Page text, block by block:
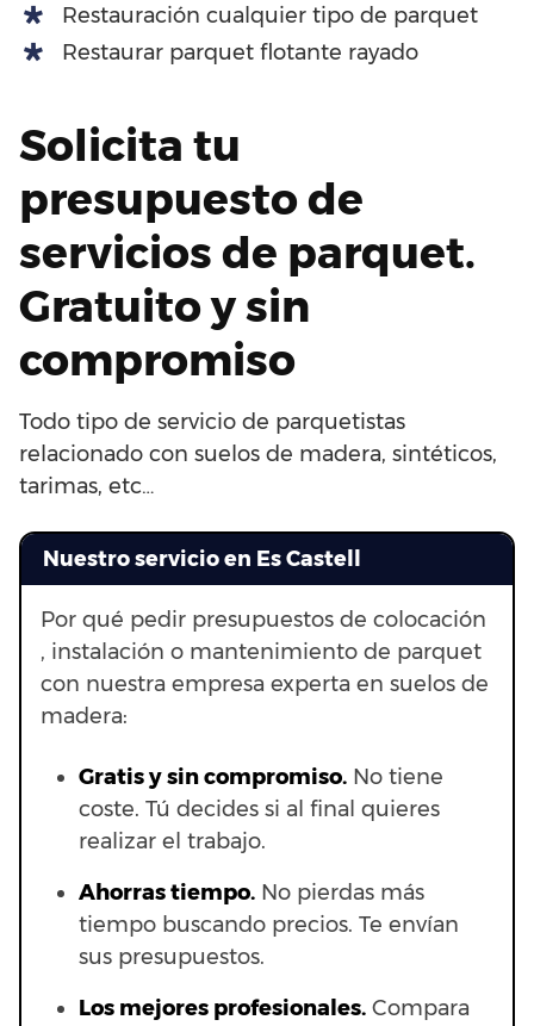
Restauración cualquier tipo de parquet
Restaurar parquet flotante rayado
Solicita tu
presupuesto de
servicios de parquet.
Gratuito y sin
compromiso
Todo tipo de servicio de parquetistas
relacionado con suelos de madera, sintéticos,
tarimas, etc…
Nuestro servicio en Es Castell
Por qué pedir presupuestos de colocación
, instalación o mantenimiento de parquet
con nuestra empresa experta en suelos de
madera:
Gratis y sin compromiso. No tiene
coste. Tú decides si al final quieres
realizar el trabajo.
Ahorras tiempo. No pierdas más
tiempo buscando precios. Te envían
sus presupuestos.
Los mejores profesionales. Compara